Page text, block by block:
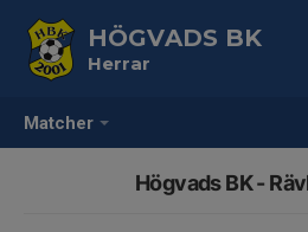
Matcher
HÖGVADS BK
Herrar
Högvads BK -